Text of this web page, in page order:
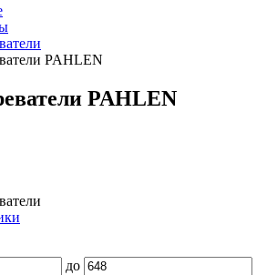
PAHLEN
PAHLEN
до